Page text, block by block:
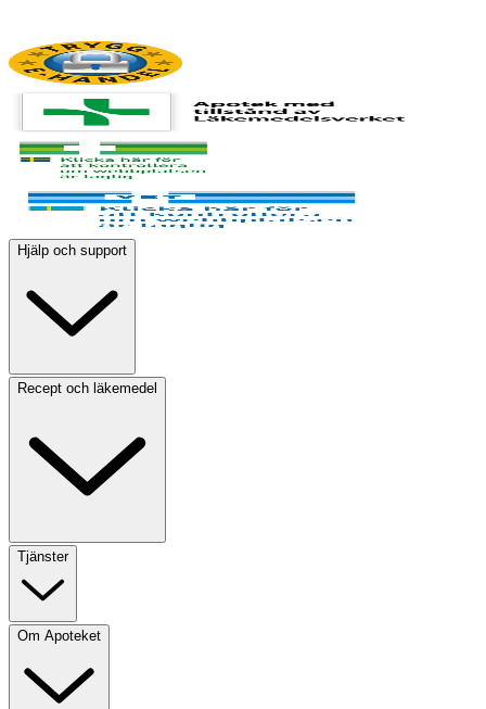
Hjälp och support
Recept och läkemedel
Tjänster
Om Apoteket